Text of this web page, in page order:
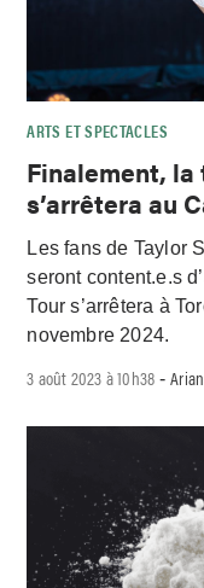
ARTS ET SPECTACLES
Finalement, la
s’arrêtera au
Les fans de Taylor
seront content.e.s
Tour s’arrêtera à
novembre 2024.
3 août 2023 à 10h38 -